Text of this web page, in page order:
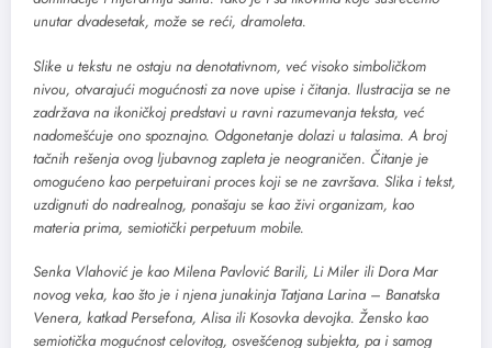
unutar dvadesetak, može se reći, dramoleta.
Slike u tekstu ne ostaju na denotativnom, već visoko simboličkom
nivou, otvarajući mogućnosti za nove upise i čitanja. Ilustracija se ne
zadržava na ikoničkoj predstavi u ravni razumevanja teksta, već
nadomešćuje ono spoznajno. Odgonetanje dolazi u talasima. A broj
tačnih rešenja ovog ljubavnog zapleta je neograničen. Čitanje je
omogućeno kao perpetuirani proces koji se ne završava. Slika i tekst,
uzdignuti do nadrealnog, ponašaju se kao živi organizam, kao
materia prima, semiotički perpetuum mobile.
Senka Vlahović je kao Milena Pavlović Barili, Li Miler ili Dora Mar
novog veka, kao što je i njena junakinja Tatjana Larina – Banatska
Venera, katkad Persefona, Alisa ili Kosovka devojka. Žensko kao
semiotička mogućnost celovitog, osvešćenog subjekta, pa i samog